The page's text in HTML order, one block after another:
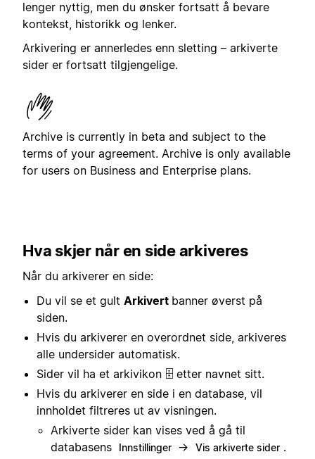
lenger nyttig, men du ønsker fortsatt å bevare
kontekst, historikk og lenker.
Arkivering er annerledes enn sletting – arkiverte
sider er fortsatt tilgjengelige.
Archive is currently in beta and subject to the
terms of your agreement. Archive is only available
for users on Business and Enterprise plans.
Hva skjer når en side arkiveres
Når du arkiverer en side:
Du vil se et gult Arkivert banner øverst på
siden.
Hvis du arkiverer en overordnet side, arkiveres
alle undersider automatisk.
Sider vil ha et arkivikon 🗄️ etter navnet sitt.
Hvis du arkiverer en side i en database, vil
innholdet filtreres ut av visningen.
Arkiverte sider kan vises ved å gå til
databasens
Innstillinger → Vis arkiverte sider .